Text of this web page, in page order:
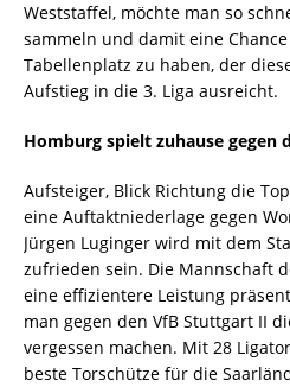
Weststaffel, möchte man so
sammeln und damit eine
Tabellenplatz zu haben, der
Aufstieg in die 3. Liga ausreicht.
Homburg spielt zuhause gegen
Aufsteiger, Blick Richtung die
eine Auftaktniederlage gegen
Jürgen Luginger wird mit dem
zufrieden sein. Die Mannschaft
eine effizientere Leistung
man gegen den VfB Stuttgart II
vergessen machen. Mit 28
beste Torschütze für die